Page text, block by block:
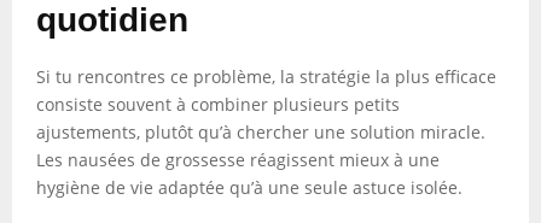
quotidien
Si tu rencontres ce problème, la stratégie la plus efficace
consiste souvent à combiner plusieurs petits
ajustements, plutôt qu’à chercher une solution miracle.
Les nausées de grossesse réagissent mieux à une
hygiène de vie adaptée qu’à une seule astuce isolée.